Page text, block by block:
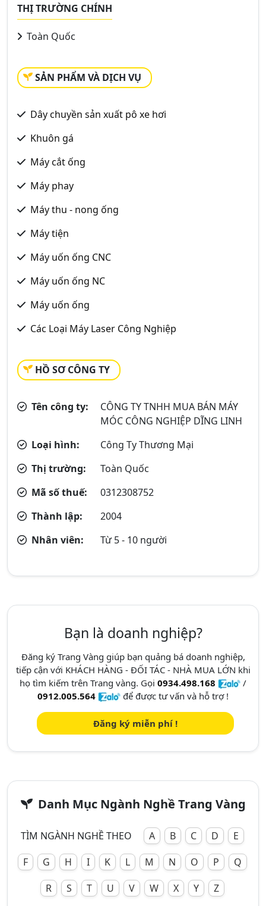
THỊ TRƯỜNG CHÍNH
Toàn Quốc
SẢN PHẨM VÀ DỊCH VỤ
Dây chuyền sản xuất pô xe hơi
Khuôn gá
Máy cắt ống
Máy phay
Máy thu - nong ống
Máy tiện
Máy uốn ống CNC
Máy uốn ống NC
Máy uốn ống
Các Loại Máy Laser Công Nghiệp
HỒ SƠ CÔNG TY
Tên công ty:
CÔNG TY TNHH MUA BÁN MÁY
MÓC CÔNG NGHIỆP DĨNG LINH
Loại hình:
Công Ty Thương Mại
Thị trường:
Toàn Quốc
Mã số thuế:
0312308752
Thành lập:
2004
Nhân viên:
Từ 5 - 10 người
Bạn là doanh nghiệp?
Đăng ký Trang Vàng giúp bạn quảng bá doanh nghiệp,
tiếp cận với KHÁCH HÀNG - ĐỐI TÁC - NHÀ MUA LỚN khi
họ tìm kiếm trên Trang vàng. Gọi 0934.498.168
/
0912.005.564
để được tư vấn và hỗ trợ !
Đăng ký miễn phí !
Danh Mục Ngành Nghề Trang Vàng
TÌM NGÀNH NGHỀ THEO A B C D
E
F
G H I K L M N O P
Q
R
S T U V W X Y Z